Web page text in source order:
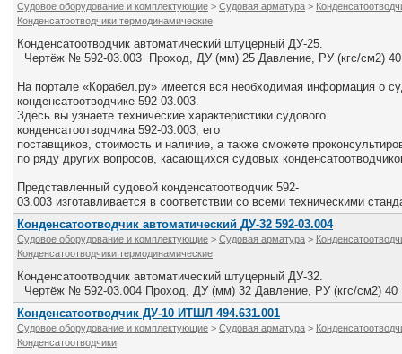
Судовое оборудование и комплектующие > Судовая арматура >
Конденсатоотводчики термодинамические
Конденсатоотводчик автоматический штуцерный ДУ-25.
Чертёж № 592-03.003 Проход, ДУ (мм) 25 Давление, РУ (кгс/см2) 40
На портале «Корабел.ру» имеется вся необходимая информация о
конденсатоотводчике 592-03.003.
Здесь вы узнаете технические характеристики судового
конденсатоотводчика 592-03.003, его
поставщиков, стоимость и наличие, а также сможете
по ряду других вопросов, касающихся судовых
Представленный судовой конденсатоотводчик 592-
03.003 изготавливается в соответствии со всеми техническими
Конденсатоотводчик автоматический ДУ-32 592-03.004
Судовое оборудование и комплектующие > Судовая арматура >
Конденсатоотводчики термодинамические
Конденсатоотводчик автоматический штуцерный ДУ-32.
Чертёж № 592-03.004 Проход, ДУ (мм) 32 Давление, РУ (кгс/см2) 40
Конденсатоотводчик ДУ-10 ИТШЛ 494.631.001
Судовое оборудование и комплектующие > Судовая арматура >
Конденсатоотводчики